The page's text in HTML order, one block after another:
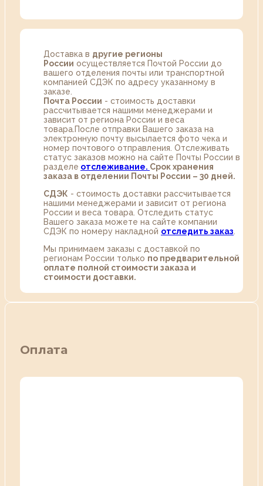
Доставка в другие регионы
России осуществляется Почтой России до
вашего отделения почты или транспортной
компанией СДЭК по адресу указанному в
заказе.
Почта России - стоимость доставки
рассчитывается нашими менеджерами и
зависит от региона России и веса
товара.После отправки Вашего заказа на
электронную почту высылается фото чека и
номер почтового отправления. Отслеживать
статус заказов можно на сайте Почты России в
разделе oтслеживание. Срок хранения
заказа в отделении Почты России – 30 дней.
СДЭК - стоимость доставки рассчитывается
нашими менеджерами и зависит от региона
России и веса товара. Отследить статус
Вашего заказа можете на сайте компании
СДЭК по номеру накладной отследить заказ
Мы принимаем заказы с доставкой по
регионам России только по предварительной
оплате полной стоимости заказа и
стоимости доставки.
Оплата